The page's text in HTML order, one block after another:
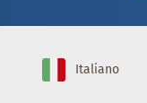
Italiano